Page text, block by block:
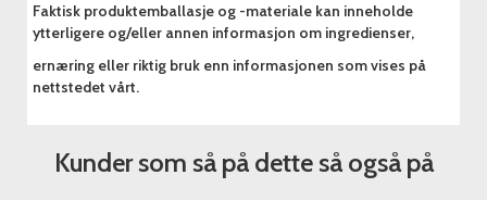
Faktisk produktemballasje og -materiale kan inneholde
ytterligere og/eller annen informasjon om ingredienser,
ernæring eller riktig bruk enn informasjonen som vises på
nettstedet vårt.
Kunder som så på dette så også på